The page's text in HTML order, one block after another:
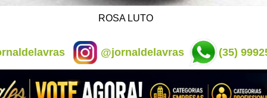
ROSA LUTO
@jornaldelavras (35)